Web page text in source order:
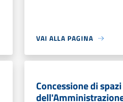
VAI ALLA PAGINA
Concessione di